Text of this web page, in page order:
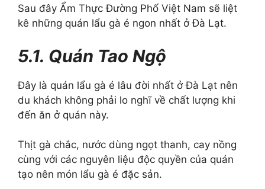
Sau đây Ẩm Thực Đường Phố Việt Nam sẽ liệt
kê những quán lẩu gà é ngon nhất ở Đà Lạt.
5.1. Quán Tao Ngộ
Đây là quán lẩu gà é lâu đời nhất ở Đà Lạt nên
du khách không phải lo nghĩ về chất lượng khi
đến ăn ở quán này.
Thịt gà chắc, nước dùng ngọt thanh, cay nồng
cùng với các nguyên liệu độc quyền của quán
tạo nên món lẩu gà é đặc sản.